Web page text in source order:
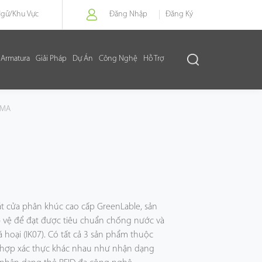
Khu Vực Đăng Nhập Đăng Ký
Armatura Giải Pháp Dự Án Công Nghệ
Hỗ Trợ
cửa phân khúc cao cấp GreenLable, sản
để đạt được tiêu chuẩn chống nước và
(IK07). Có tất cả 3 sản phẩm thuộc
xác thực khác nhau như nhận dạng